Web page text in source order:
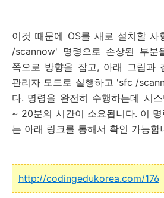
이것 때문에 OS를 새로 설치할
/scannow' 명령으로 손상된 부분
쪽으로 방향을 잡고, 아래 그림과
관리자 모드로 실행하고 'sfc /
다. 명령을 완전히 수행하는데 시
~ 20분의 시간이 소요됩니다. 이
는 아래 링크를 통해서 확인 가능합
http://codingedukorea.com/176